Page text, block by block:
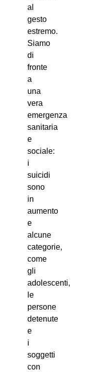
al
gesto
estremo.
Siamo
di
fronte
a
una
vera
emergenza
sanitaria
e
sociale:
i
suicidi
sono
in
aumento
e
alcune
categorie,
come
gli
adolescenti,
le
persone
detenute
e
i
soggetti
con